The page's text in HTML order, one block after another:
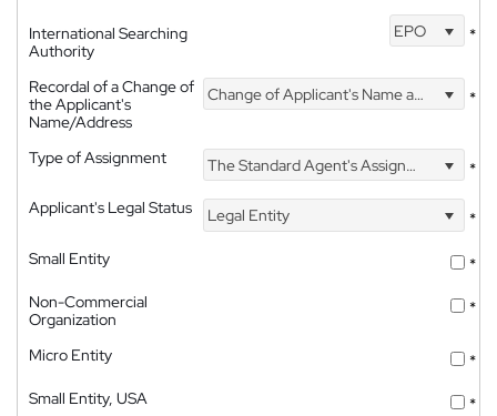
International Searching
Authority
EPO *
Recordal of a Change of
the Applicant's
Name/Address
Change of Applicant's Name and Address *
Type of Assignment The Standard Agent's Assignment
*
Applicant's Legal Status
Legal Entity
*
Small Entity
*
Non-Commercial
Organization
*
Micro Entity
*
Small Entity, USA
*